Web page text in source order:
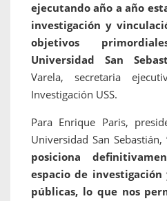
ejecutando año a año
investigación y
objetivos
Universidad San
Varela, secretaria
Investigación USS.
Para Enrique Paris,
Universidad San Sebastián,
posiciona
espacio de
públicas, lo que nos